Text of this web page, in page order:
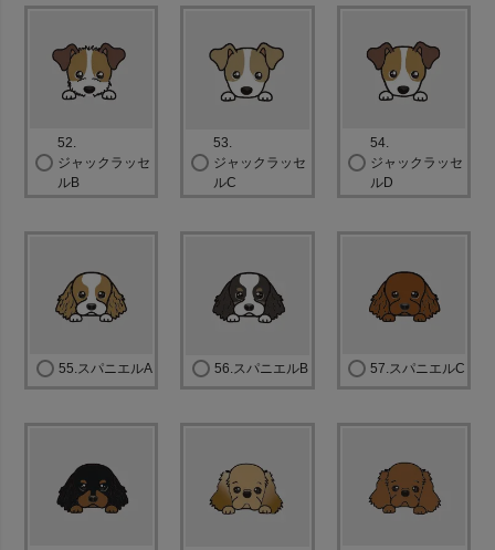
52.
ジャックラッセ
ルB
53.
ジャックラッセ
ルC
54.
ジャックラッセ
ルD
55.スパニエルA 56.スパニエルB 57.スパニエルC